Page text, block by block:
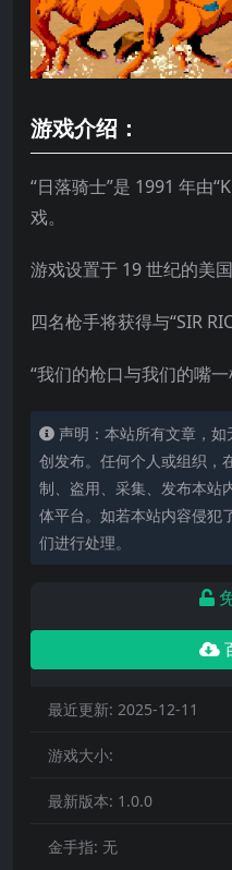
游戏介绍：
“日落骑士”是 1991 年由
戏。
游戏设置于 19 世纪的美国
四名枪手将获得与“SIR
“我们的枪口与我们的嘴
声明：本站所有文章，
创发布。任何个人或组织，
制、盗用、采集、发布本站
体平台。如若本站内容侵犯
们进行处理。
最近更新: 2025-12-11
游戏大小:
最新版本: 1.0.0
金手指: 无